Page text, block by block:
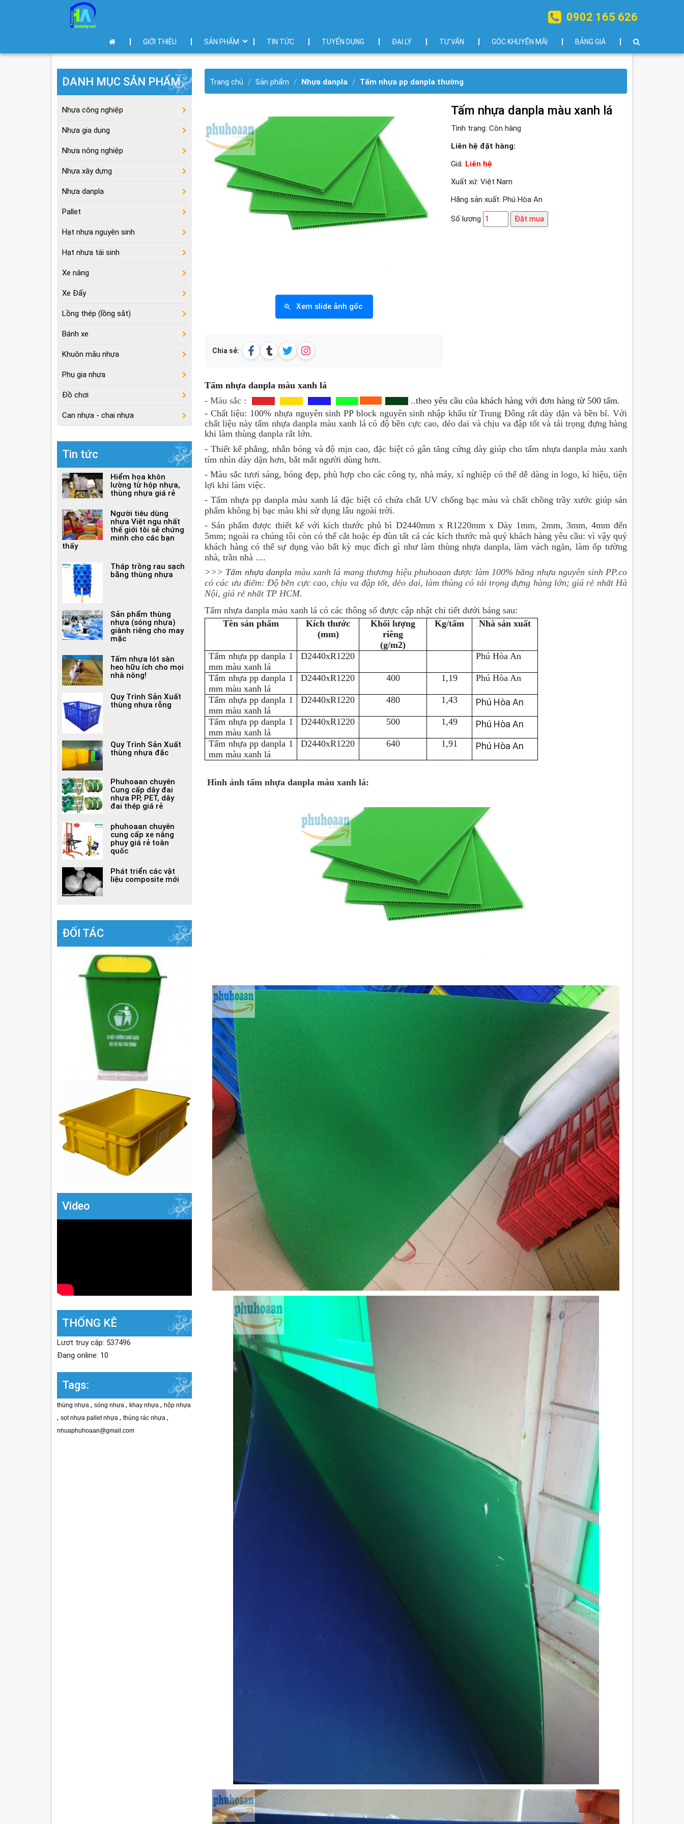
GIỚI THIỆU SẢN PHẨM TIN TỨC TUYỂN DỤNG ĐẠI LÝ TƯ VẤN GÓC KHUYẾN MÃI BẢNG GIÁ
0902 165 626
Trang chủ Sản phẩm Nhựa danpla Tấm nhựa pp danpla thường
Xem slide ảnh gốc
Chia sẻ:
Tấm nhựa danpla màu xanh lá
Tình trạng: Còn hàng
Liên hệ đặt hàng:
Giá: Liên hệ
Xuất xứ: Việt Nam
Hãng sản xuất: Phú Hòa An
Số lượng Đặt mua
Tấm nhựa danpla màu xanh lá
- Màu sắc :
..theo yêu cầu của khách hàng với đơn hàng từ 500 tấm.
- Chất liệu: 100% nhựa nguyên sinh PP block nguyên sinh nhập khẩu từ Trung Đông rất dày dặn và bền bỉ. Với
chất liệu này tấm nhựa danpla màu xanh lá có độ bền cực cao, dẻo dai và chịu va đập tốt và tải trọng đựng hàng
khi làm thùng danpla rất lớn.
- Thiết kế phẳng, nhẵn bóng và độ mịn cao, đặc biệt có gân tăng cứng dày giúp cho tấm nhựa danpla màu xanh
tím nhìn dày dặn hơn, bắt mắt người dùng hơn.
- Màu sắc tươi sáng, bóng đẹp, phù hợp cho các công ty, nhà máy, xí nghiệp có thể dễ dàng in logo, kí hiệu, tiện
lợi khi làm việc.
- Tấm nhựa pp danpla màu xanh lá đặc biệt có chứa chất UV chống bạc màu và chất chồng trầy xước giúp sản
phẩm không bị bạc màu khi sử dụng lâu ngoài trời.
- Sản phẩm được thiết kế với kích thước phủ bì D2440mm x R1220mm x Dày 1mm, 2mm, 3mm, 4mm đến
5mm; ngoài ra chúng tôi còn có thể cắt hoặc ép đùn tất cả các kích thước mà quý khách hàng yêu cầu: vì vậy quý
khách hàng có thể sự dụng vào bất kỳ mục đích gì như làm thùng nhựa danpla, làm vách ngăn, làm ốp tường
nhà, trần nhà ....
>>> Tấm nhựa danpla màu xanh lá mang thương hiệu phuhoaan được làm 100% bằng nhựa nguyên sinh PP.co
có các ưu điểm: Độ bền cực cao, chịu va đập tốt, dẻo dai, làm thùng có tải trọng đựng hàng lớn; giá rẻ nhất Hà
Nội, giá rẻ nhất TP HCM.
Tấm nhựa danpla màu xanh lá có các thông số được cập nhật chi tiết dưới bảng sau:
Tên sản phẩm
Kích thước
(mm)
Khối lượng
riêng
(g/m2)
Kg/tấm Nhà sản xuất
Tấm nhựa pp danpla 1
mm màu xanh lá
D2440xR1220 Phú Hòa An
Tấm nhựa pp danpla 1
mm màu xanh lá
D2440xR1220 400 1,19 Phú Hòa An
Tấm nhựa pp danpla 1
mm màu xanh lá
D2440xR1220 480 1,43 Phú Hòa An
Tấm nhựa pp danpla 1
mm màu xanh lá
D2440xR1220 500 1,49 Phú Hòa An
Tấm nhựa pp danpla 1
mm màu xanh lá
D2440xR1220 640 1,91 Phú Hòa An
Hình ảnh tấm nhựa danpla màu xanh lá:
DANH MỤC SẢN PHẨM
Nhựa công nghiệp
Nhựa gia dụng
Nhựa nông nghiệp
Nhựa xây dựng
Nhựa danpla
Pallet
Hạt nhựa nguyên sinh
Hạt nhựa tái sinh
Xe nâng
Xe Đẩy
Lồng thép (lồng sắt)
Bánh xe
Khuôn mắu nhựa
Phụ gia nhựa
Đồ chơi
Can nhựa - chai nhựa
Tin tức
Hiểm họa khôn
lường từ hộp nhựa,
thùng nhựa giá rẻ
Người tiêu dùng
nhựa Việt ngu nhất
thế giới tôi sẽ chứng
minh cho các bạn
thấy
Tháp trồng rau sạch
bằng thùng nhựa
Sản phẩm thùng
nhựa (sóng nhựa)
giành riêng cho may
mặc
Tấm nhựa lót sàn
heo hữu ích cho mọi
nhà nông!
Quy Trình Sản Xuất
thùng nhựa rỗng
Quy Trình Sản Xuất
thùng nhựa đặc
Phuhoaan chuyên
Cung cấp dây đai
nhựa PP, PET, dây
đai thép giá rẻ
phuhoaan chuyên
cung cấp xe nâng
phuy giá rẻ toàn
quốc
Phát triển các vật
liệu composite mới
ĐỐI TÁC
Video
THỐNG KÊ
Lượt truy cập: 537496
Đang online: 10
Tags:
thùng nhựa , sóng nhựa , khay nhựa , hộp nhựa
, sọt nhựa pallet nhựa , thùng rác nhựa ,
nhuaphuhoaan@gmail.com